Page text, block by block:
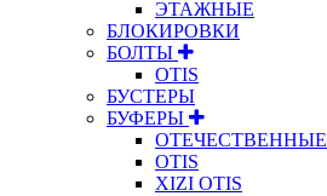
ЭТАЖНЫЕ
БЛОКИРОВКИ
БОЛТЫ
OTIS
БУСТЕРЫ
БУФЕРЫ
ОТЕЧЕСТВЕННЫЕ
OTIS
XIZI OTIS